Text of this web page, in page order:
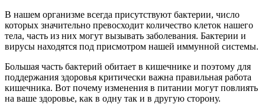
В нашем организме всегда присутствуют бактерии, число
которых значительно превосходит количество клеток нашего
тела, часть из них могут вызывать заболевания. Бактерии и
вирусы находятся под присмотром нашей иммунной системы.
Большая часть бактерий обитает в кишечнике и поэтому для
поддержания здоровья критически важна правильная работа
кишечника. Вот почему изменения в питании могут повлиять
на ваше здоровье, как в одну так и в другую сторону.